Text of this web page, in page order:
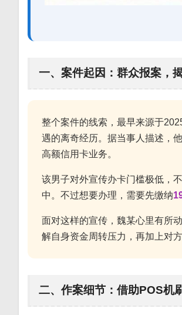
一、案件起因：群众报案，
整个案件的线索，最早来源于
遇的离奇经历。据当事人描述，
高额信用卡业务。
该男子对外宣传办卡门槛极低，
中。不过想要办理，需要先缴纳
面对这样的宣传，魏某心里有所
解自身资金周转压力，再加上对
二、作案细节：借助POS机